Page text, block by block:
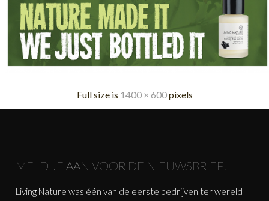
Full size is 1400 × 600pixels
MELD JE AAN VOOR DE NIEUWSBRIEF!
Living Nature was één van de eerste bedrijven ter wereld